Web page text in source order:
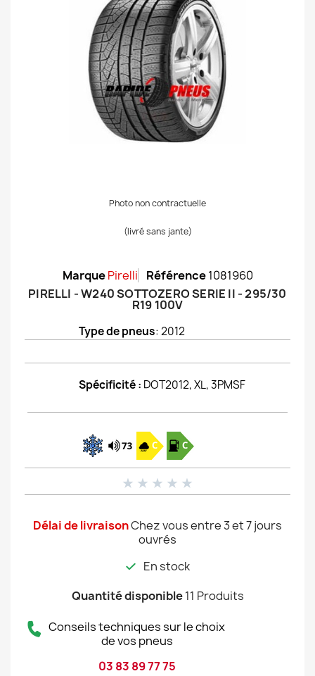
Photo non contractuelle
(livré sans jante)
Marque Pirelli Référence 1081960
PIRELLI - W240 SOTTOZERO SERIE II - 295/30
R19 100V
Type de pneus: 2012
Spécificité : DOT2012, XL, 3PMSF
★ ★ ★ ★ ★
Délai de livraisonChez vous entre 3 et 7 jours
ouvrés
En stock
Quantité disponible 11 Produits
Conseils techniques sur le choix
de vos pneus
03 83 89 77 75